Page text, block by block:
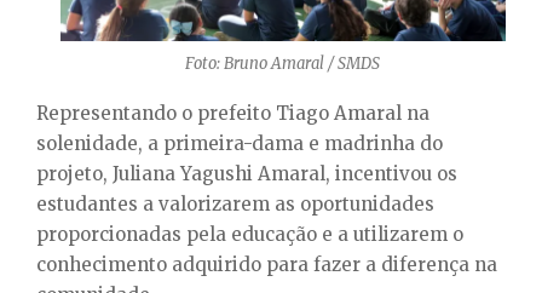
Foto: Bruno Amaral / SMDS
Representando o prefeito Tiago Amaral na
solenidade, a primeira-dama e madrinha do
projeto, Juliana Yagushi Amaral, incentivou os
estudantes a valorizarem as oportunidades
proporcionadas pela educação e a utilizarem o
conhecimento adquirido para fazer a diferença na